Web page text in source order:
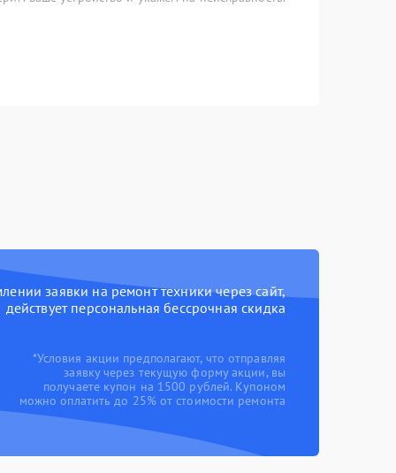
заявки на ремонт техники через сайт,
действует персональная бессрочная скидка
*Условия акции предполагают, что отправляя
заявку через текущую форму акции, вы
получаете купон на 1500 рублей. Купоном
можно оплатить до 25% от стоимости ремонта